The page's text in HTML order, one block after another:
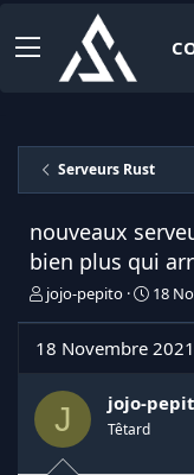
Serveurs Rust
nouveaux
bien plus qui
I
t
a
e
u
jojo-pepito
D
e
e
18
18 Novembre 2021
J jojo-
Têtard